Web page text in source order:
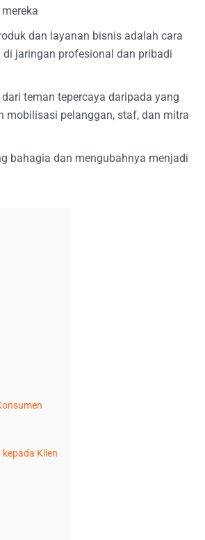
dan layanan bisnis adalah cara
jaringan profesional dan pribadi
teman tepercaya daripada yang
mobilisasi pelanggan, staf, dan mitra
bahagia dan mengubahnya menjadi
Klien